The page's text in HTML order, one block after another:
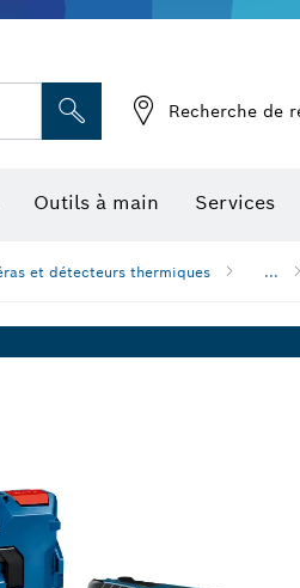
Recherche de
Outils à main Services
et détecteurs thermiques ...